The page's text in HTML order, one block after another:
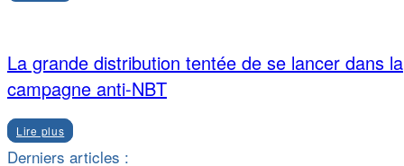
La grande distribution tentée de se lancer dans la
campagne anti-NBT
Lire plus
Derniers articles :